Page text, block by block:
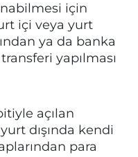
için
içi veya yurt
ya da banka
yapılması
açılan
dışında kendi
para